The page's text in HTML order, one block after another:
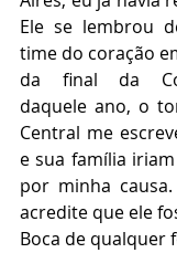
Ele se lembrou
time do coração
da final da
daquele ano, o
Central me
e sua família
por minha
acredite que ele
Boca de qualquer